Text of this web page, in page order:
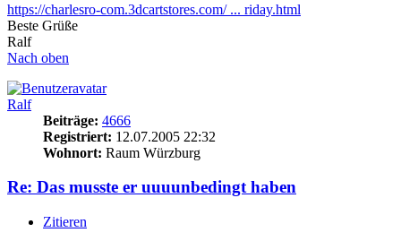
https://charlesro-com.3dcartstores.com/ ... riday.html
Beste Grüße
Ralf
Nach oben
Ralf
Beiträge: 4666
Registriert: 12.07.2005 22:32
Wohnort: Raum Würzburg
Re: Das musste er uuuunbedingt haben
Zitieren